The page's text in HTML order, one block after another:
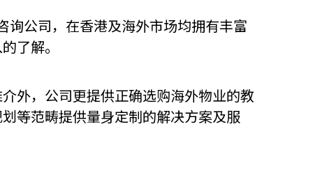
语文内容 招聘
公司，在香港及海外市场均拥有丰富
了解。
外，公司更提供正确选购海外物业的教
等范畴提供量身定制的解决方案及服